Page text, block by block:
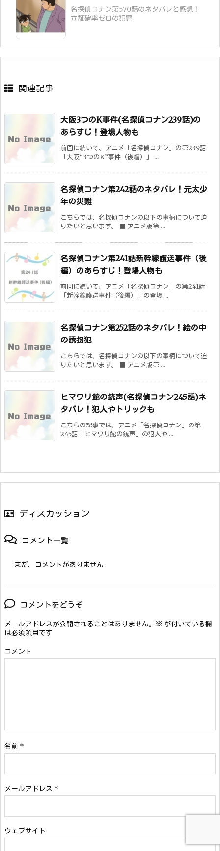
名探偵コナン第570話のネタバレと感想！
立証確率ゼロの犯罪
関連記事
大阪3つのK事件(名探偵コナン239話)の
あらすじ！登場人物も
前回に続いて、アニメ「名探偵コナン」の第239話
「大阪“3つのK”事件（後編）」 ...
名探偵コナン第242話のネタバレ！元太少
年の災難
こちらでは、名探偵コナンの以下の事柄について迫
りたいと思います。 ■ アニメ版第 ...
名探偵コナン第241話新幹線護送事件（後
編）のあらすじ！登場人物も
前回に続いて、アニメ「名探偵コナン」の第241話
「新幹線護送事件（後編）」の登場 ...
名探偵コナン第252話のネタバレ！絵の中
の誘拐犯
こちらでは、名探偵コナンの以下の事柄について迫
りたいと思います。 ■ アニメ版第 ...
ヒマワリ館の銃声(名探偵コナン245話)ネ
タバレ！犯人やトリックも
こちらの記事では、アニメ「名探偵コナン」の第
245話「ヒマワリ館の銃声」の犯人や ...
ディスカッション
コメント一覧
まだ、コメントがありません
コメントをどうぞ
メールアドレスが公開されることはありません。 ※ が付いている欄
は必須項目です
コメント
名前 *
メールアドレス *
ウェブサイト